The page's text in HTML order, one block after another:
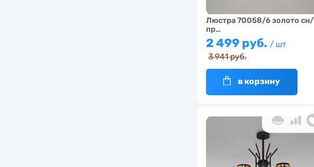
Люстра 70058/6 золото сн/
пр…
2 499 руб. / шт
3 941 руб.
в корзину